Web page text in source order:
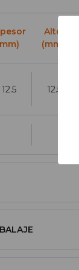
Alto
(mm)
12.5 12.5